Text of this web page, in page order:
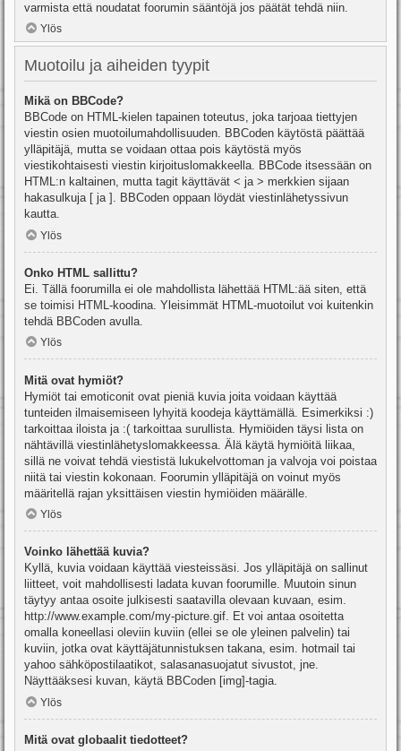
varmista että noudatat foorumin sääntöjä jos päätät tehdä niin.
Ylös
Muotoilu ja aiheiden tyypit
Mikä on BBCode?
BBCode on HTML-kielen tapainen toteutus, joka tarjoaa tiettyjen
viestin osien muotoilumahdollisuuden. BBCoden käytöstä päättää
ylläpitäjä, mutta se voidaan ottaa pois käytöstä myös
viestikohtaisesti viestin kirjoituslomakkeella. BBCode itsessään on
HTML:n kaltainen, mutta tagit käyttävät < ja > merkkien sijaan
hakasulkuja [ ja ]. BBCoden oppaan löydät viestinlähetyssivun
kautta.
Ylös
Onko HTML sallittu?
Ei. Tällä foorumilla ei ole mahdollista lähettää HTML:ää siten, että
se toimisi HTML-koodina. Yleisimmät HTML-muotoilut voi kuitenkin
tehdä BBCoden avulla.
Ylös
Mitä ovat hymiöt?
Hymiöt tai emoticonit ovat pieniä kuvia joita voidaan käyttää
tunteiden ilmaisemiseen lyhyitä koodeja käyttämällä. Esimerkiksi :)
tarkoittaa iloista ja :( tarkoittaa surullista. Hymiöiden täysi lista on
nähtävillä viestinlähetyslomakkeessa. Älä käytä hymiöitä liikaa,
sillä ne voivat tehdä viestistä lukukelvottoman ja valvoja voi poistaa
niitä tai viestin kokonaan. Foorumin ylläpitäjä on voinut myös
määritellä rajan yksittäisen viestin hymiöiden määrälle.
Ylös
Voinko lähettää kuvia?
Kyllä, kuvia voidaan käyttää viesteissäsi. Jos ylläpitäjä on sallinut
liitteet, voit mahdollisesti ladata kuvan foorumille. Muutoin sinun
täytyy antaa osoite julkisesti saatavilla olevaan kuvaan, esim.
http://www.example.com/my-picture.gif. Et voi antaa osoitetta
omalla koneellasi oleviin kuviin (ellei se ole yleinen palvelin) tai
kuviin, jotka ovat käyttäjätunnistuksen takana, esim. hotmail tai
yahoo sähköpostilaatikot, salasanasuojatut sivustot, jne.
Näyttääksesi kuvan, käytä BBCoden [img]-tagia.
Ylös
Mitä ovat globaalit tiedotteet?